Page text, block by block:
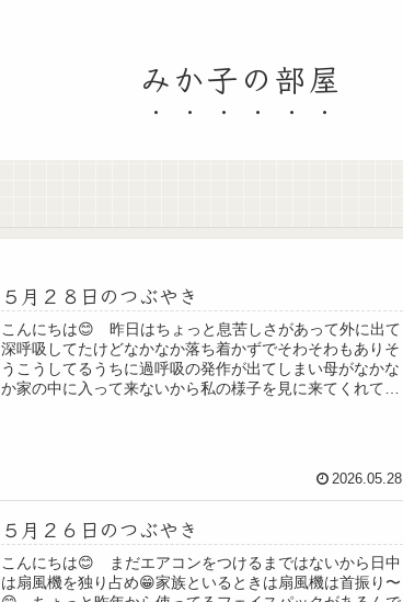
みか子の部屋
５月２８日のつぶやき
こんにちは😊 昨日はちょっと息苦しさがあって外に出て
深呼吸してたけどなかなか落ち着かずでそわそわもありそ
うこうしてるうちに過呼吸の発作が出てしまい母がなかな
か家の中に入って来ないから私の様子を見に来てくれて良
2026.05.28
５月２６日のつぶやき
こんにちは😊 まだエアコンをつけるまではないから日中
は扇風機を独り占め😁家族といるときは扇風機は首振り〜